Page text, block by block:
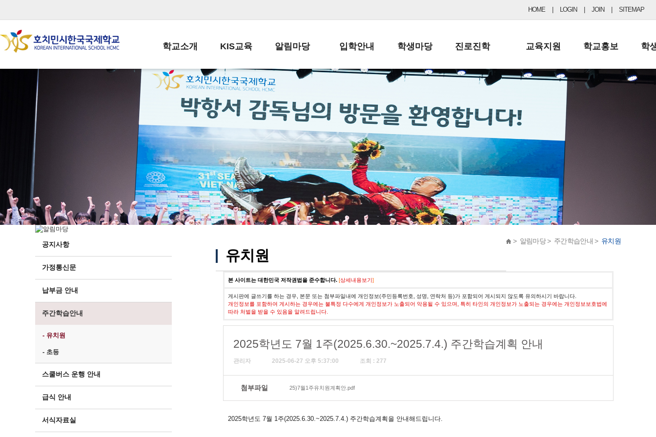
HOME LOGIN JOIN SITEMAP
학교소개
학교장인사말
학교상징
학교연혁
교직원현황
학생현황
위치/전화
전경사진
KIS교육
교육목표
학사일정
일과시간표
성과평가자료
알림마당
공지사항
납부금 안내
스쿨버스 운행 안내
급식안내
서식자료실
학부모방
정기고사 기출문제
입학안내
전-편입 서류양식
입학금/수업료
교복구입안내
학생마당
학생생활규정
학교신문
자율진로동아리
유초등 소식지
진로진학
공지사항 및 입시자료
드림레터
교육지원
행정실
학교운영위원회
학교건축기금
학교홍보
보도자료
학
공지사항
가정통신문
납부금 안내
주간학습안내
- 유치원
- 초등
스쿨버스 운행 안내
급식 안내
서식자료실
> 알림마당 > 주간학습안내 > 유치원
유치원
본 사이트는 대한민국 저작권법을 준수합니다. [상세내용보기]
게시판에 글쓰기를 하는 경우, 본문 또는 첨부파일내에 개인정보(주민등록번호, 성명, 연락처 등)가 포함되어 게시되지 않도록 유의하시기 바랍니다.
개인정보를 포함하여 게시하는 경우에는 불특정 다수에게 개인정보가 노출되어 악용될 수 있으며, 특히 타인의 개인정보가 노출되는 경우에는 개인정보보호법에
따라 처벌을 받을 수 있음을 알려드립니다.
2025학년도 7월 1주(2025.6.30.~2025.7.4.) 주간학습계획 안내
관리자 2025-06-27 오후 5:37:00 조회 : 277
첨부파일 25)7월1주유치원계획안.pdf
2025학년도 7월 1주(2025.6.30.~2025.7.4.) 주간학습계획을 안내해드립니다.